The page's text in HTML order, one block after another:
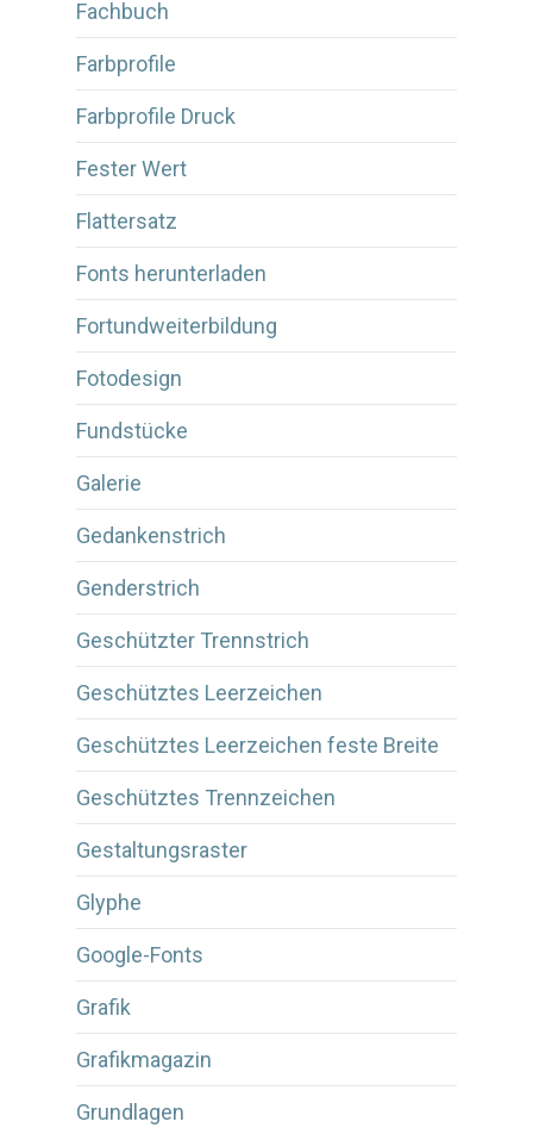
Fachbuch
Farbprofile
Farbprofile Druck
Fester Wert
Flattersatz
Fonts herunterladen
Fortundweiterbildung
Fotodesign
Fundstücke
Galerie
Gedankenstrich
Genderstrich
Geschützter Trennstrich
Geschütztes Leerzeichen
Geschütztes Leerzeichen feste Breite
Geschütztes Trennzeichen
Gestaltungsraster
Glyphe
Google-Fonts
Grafik
Grafikmagazin
Grundlagen